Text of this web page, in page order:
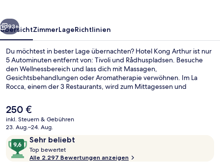
Weiter
93+
ÜbersichtZimmerLageRichtlinien
Du möchtest in bester Lage übernachten? Hotel Kong Arthur ist nur
5 Autominuten entfernt von: Tivoli und Rådhuspladsen. Besuche
den Wellnessbereich und lass dich mit Massagen,
Gesichtsbehandlungen oder Aromatherapie verwöhnen. Im La
Rocca, einem der 3 Restaurants, wird zum Mittagessen und
Fitnessmöglichkeiten und ein Whirlpool sind weitere Highlights. Das
hilfsbereite Personal und das Frühstück erhalten tolle Bewertungen
von anderen Reisenden. Die Unterkunft ist nur einen kurzen
Fußmarsch von den öffentlichen Verkehrsmitteln entfernt: Zur U-
Bahn (U-Bahn-Station Forum) sind es 12 Minuten.
Der
aktuelle
Preis
250 €.
250 €
inkl. Steuern & Gebühren
23. Aug.–24. Aug.
Bewertungen
Sehr beliebt
9,6
von
10,
Top bewertet
o
Alle 2.297 Bewertungen anzeigen